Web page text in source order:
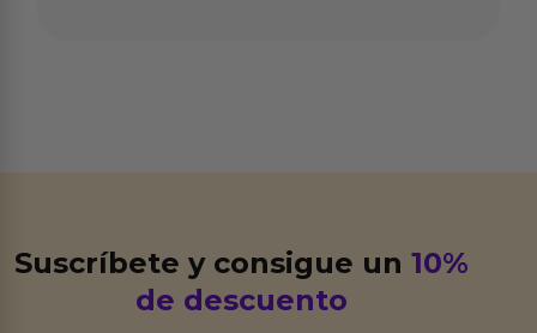
Suscríbete y consigue un10%
de descuento